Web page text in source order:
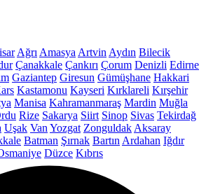
Ağrı Amasya Artvin Aydın Bilecik
Çanakkale Çankırı Çorum Denizli Edirne
Gaziantep Giresun Gümüşhane Hakkari
Kastamonu Kayseri Kırklareli Kırşehir
Manisa Kahramanmaraş Mardin Muğla
Rize Sakarya Siirt Sinop Sivas Tekirdağ
Uşak Van Yozgat Zonguldak Aksaray
Batman Şırnak Bartın Ardahan Iğdır
Düzce Kıbrıs